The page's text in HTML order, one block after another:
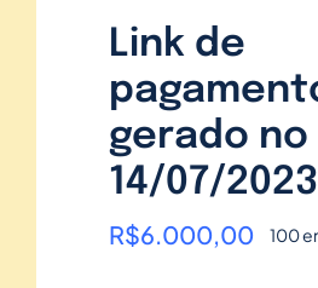
Link de
gerado no
14/07/
R$6.000,00 100